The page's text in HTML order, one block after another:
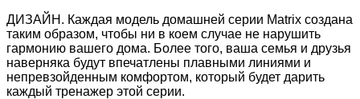
ДИЗАЙН. Каждая модель домашней серии Matrix создана
таким образом, чтобы ни в коем случае не нарушить
гармонию вашего дома. Более того, ваша семья и друзья
наверняка будут впечатлены плавными линиями и
непревзойденным комфортом, который будет дарить
каждый тренажер этой серии.